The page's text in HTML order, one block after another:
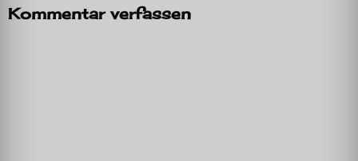
Kommentar verfassen